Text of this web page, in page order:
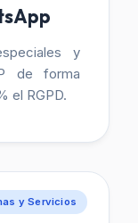
y
de forma
el RGPD.
y Servicios